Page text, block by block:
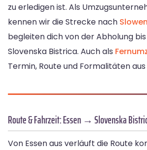
zu erledigen ist. Als
kennen wir die Strecke nach
begleiten dich von der Abholung
Slovenska Bistrica. Auch als
Termin, Route und Formalitäten
Route & Fahrzeit: Essen → Slovenska
Von Essen aus verläuft die Route